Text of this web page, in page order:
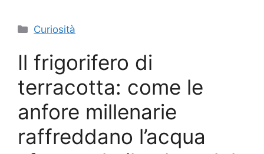
Categorie
Curiosità
Il frigorifero di
terracotta: come le
anfore millenarie
raffreddano l’acqua